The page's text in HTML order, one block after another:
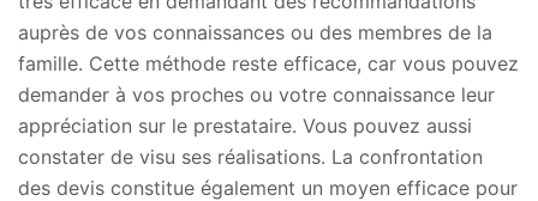
auprès de vos connaissances ou des membres de la
famille. Cette méthode reste efficace, car vous pouvez
demander à vos proches ou votre connaissance leur
appréciation sur le prestataire. Vous pouvez aussi
constater de visu ses réalisations. La confrontation
des devis constitue également un moyen efficace pour